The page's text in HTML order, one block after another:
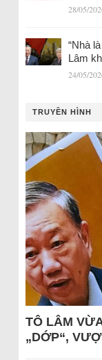
28/05/
“Nhà
Lâm
24/05/
TRUYỀN HÌNH
TÔ LÂM
„DỚP“,